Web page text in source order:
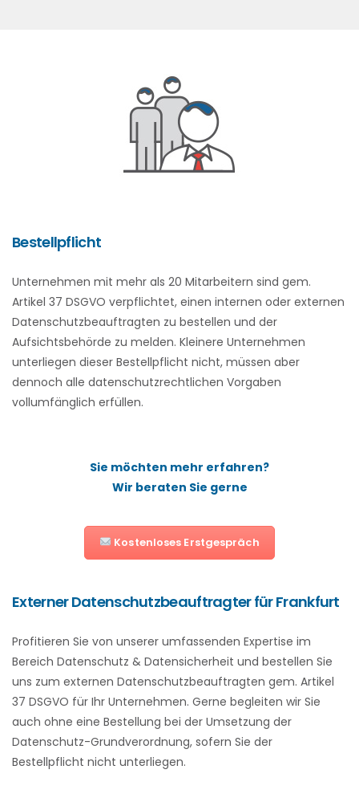
Bestellpflicht
Unternehmen mit mehr als 20 Mitarbeitern sind gem.
Artikel 37 DSGVO verpflichtet, einen internen oder externen
Datenschutzbeauftragten zu bestellen und der
Aufsichtsbehörde zu melden. Kleinere Unternehmen
unterliegen dieser Bestellpflicht nicht, müssen aber
dennoch alle datenschutzrechtlichen Vorgaben
vollumfänglich erfüllen.
Sie möchten mehr erfahren?
Wir beraten Sie gerne
Kostenloses Erstgespräch
Externer Datenschutzbeauftragter für Frankfurt
Profitieren Sie von unserer umfassenden Expertise im
Bereich Datenschutz & Datensicherheit und bestellen Sie
uns zum externen Datenschutzbeauftragten gem. Artikel
37 DSGVO für Ihr Unternehmen. Gerne begleiten wir Sie
auch ohne eine Bestellung bei der Umsetzung der
Datenschutz-Grundverordnung, sofern Sie der
Bestellpflicht nicht unterliegen.